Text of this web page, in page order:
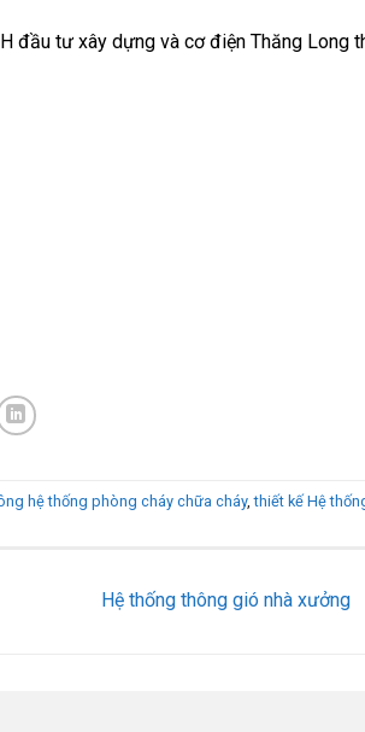
đầu tư xây dựng và cơ điện Thăng Long
hệ thống phòng cháy chữa cháy,thiết kế Hệ
Hệ thống thông gió nhà xưởng